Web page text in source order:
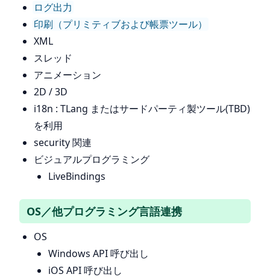
ログ出力
印刷（プリミティブおよび帳票ツール）
XML
スレッド
アニメーション
2D / 3D
i18n : TLang またはサードパーティ製ツール(TBD)
を利用
security 関連
ビジュアルプログラミング
LiveBindings
OS／他プログラミング言語連携
OS
Windows API 呼び出し
iOS API 呼び出し